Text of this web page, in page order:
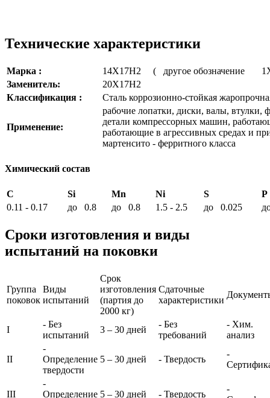
Технические характеристики
Марка :
14Х17Н2 ( другое обозначение
Заменитель:
20Х17Н2
Классификация :
Сталь коррозионно-стойкая
Применение:
рабочие лопатки, диски, валы, втулки,
детали компрессорных машин,
работающие в агрессивных средах и
мартенсито - ферритного класса
Химический состав
C Si Mn Ni S
P
0.11 - 0.17
до 0.8 до 0.8 1.5 - 2.5 до 0.025
Сроки изготовления и виды
испытаний на поковки
Группа
поковок
Виды
испытаний
Срок
изготовления
(партия до
2000 кг)
Сдаточные
характеристики
I
- Без
испытаний
3 – 30 дней
- Без
требований
- Хим.
анализ
II
-
Определение
твердости
5 – 30 дней - Твердость
-
III
-
Определение 5 – 30 дней - Твердость
-